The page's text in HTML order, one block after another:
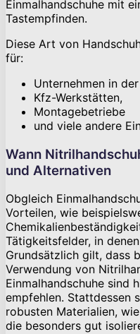
Einmalhandschuhe mit
Tastempfinden.
Diese Art von
für:
Unternehmen in
Kfz-Werkstätten,
Montagebetriebe
und viele andere
Wann
und Alternativen
Obgleich
Vorteilen, wie
Tätigkeitsfelder, in
Grundsätzlich gilt, dass
Verwendung von
Einmalhandschuhe sind
empfehlen. Stattdessen
robusten Materialien,
die besonders gut